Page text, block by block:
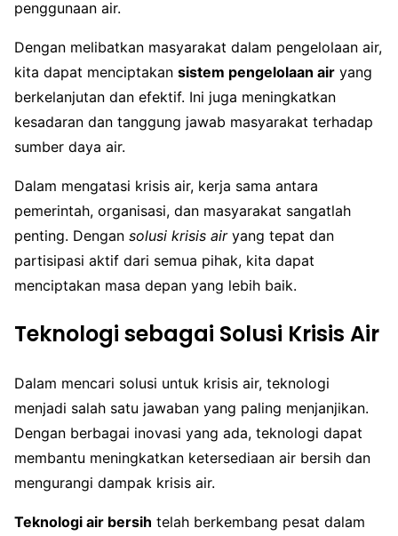
penggunaan air.
Dengan melibatkan masyarakat dalam pengelolaan air,
kita dapat menciptakan sistem pengelolaan air yang
berkelanjutan dan efektif. Ini juga meningkatkan
kesadaran dan tanggung jawab masyarakat terhadap
sumber daya air.
Dalam mengatasi krisis air, kerja sama antara
pemerintah, organisasi, dan masyarakat sangatlah
penting. Dengan solusi krisis airyang tepat dan
partisipasi aktif dari semua pihak, kita dapat
menciptakan masa depan yang lebih baik.
Teknologi sebagai Solusi Krisis Air
Dalam mencari solusi untuk krisis air, teknologi
menjadi salah satu jawaban yang paling menjanjikan.
Dengan berbagai inovasi yang ada, teknologi dapat
membantu meningkatkan ketersediaan air bersih dan
mengurangi dampak krisis air.
Teknologi air bersih telah berkembang pesat dalam